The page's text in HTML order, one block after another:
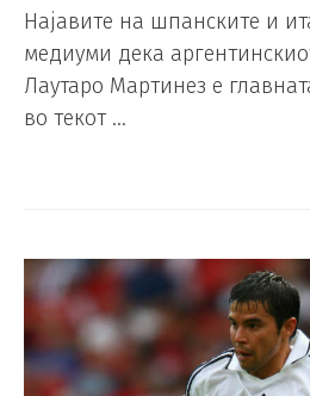
Најавите на шпанските и
медиуми дека
Лаутаро Мартинез е
во текот …